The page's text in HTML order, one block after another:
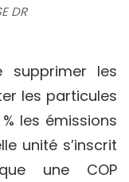
DR
les
les particules
les émissions
unité s’inscrit
une COP